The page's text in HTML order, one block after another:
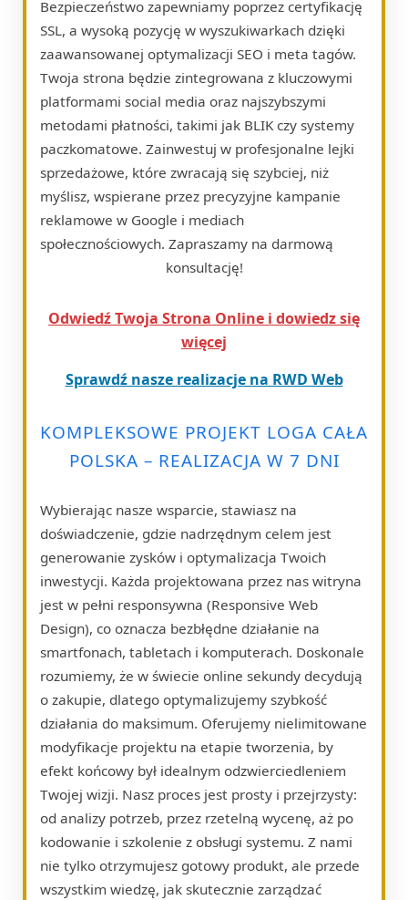
Bezpieczeństwo zapewniamy poprzez certyfikację
SSL, a wysoką pozycję w wyszukiwarkach dzięki
zaawansowanej optymalizacji SEO i meta tagów.
Twoja strona będzie zintegrowana z kluczowymi
platformami social media oraz najszybszymi
metodami płatności, takimi jak BLIK czy systemy
paczkomatowe. Zainwestuj w profesjonalne lejki
sprzedażowe, które zwracają się szybciej, niż
myślisz, wspierane przez precyzyjne kampanie
reklamowe w Google i mediach
społecznościowych. Zapraszamy na darmową
konsultację!
Odwiedź Twoja Strona Online i dowiedz się
więcej
Sprawdź nasze realizacje na RWD Web
KOMPLEKSOWE PROJEKT LOGA CAŁA
POLSKA – REALIZACJA W 7 DNI
Wybierając nasze wsparcie, stawiasz na
doświadczenie, gdzie nadrzędnym celem jest
generowanie zysków i optymalizacja Twoich
inwestycji. Każda projektowana przez nas witryna
jest w pełni responsywna (Responsive Web
Design), co oznacza bezbłędne działanie na
smartfonach, tabletach i komputerach. Doskonale
rozumiemy, że w świecie online sekundy decydują
o zakupie, dlatego optymalizujemy szybkość
działania do maksimum. Oferujemy nielimitowane
modyfikacje projektu na etapie tworzenia, by
efekt końcowy był idealnym odzwierciedleniem
Twojej wizji. Nasz proces jest prosty i przejrzysty:
od analizy potrzeb, przez rzetelną wycenę, aż po
kodowanie i szkolenie z obsługi systemu. Z nami
nie tylko otrzymujesz gotowy produkt, ale przede
wszystkim wiedzę, jak skutecznie zarządzać